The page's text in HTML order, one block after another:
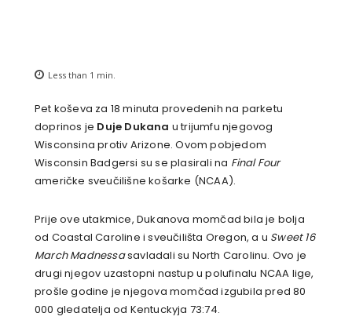
Less than 1 min.
Pet koševa za 18 minuta provedenih na parketu
doprinos je Duje Dukana u trijumfu njegovog
Wisconsina protiv Arizone. Ovom pobjedom
Wisconsin Badgersi su se plasirali na Final Four
američke sveučilišne košarke (NCAA).
Prije ove utakmice, Dukanova momčad bila je bolja
od Coastal Caroline i sveučilišta Oregon, a u Sweet 16
March Madnessasavladali su North Carolinu. Ovo je
drugi njegov uzastopni nastup u polufinalu NCAA lige,
prošle godine je njegova momčad izgubila pred 80
000 gledatelja od Kentuckyja 73:74.